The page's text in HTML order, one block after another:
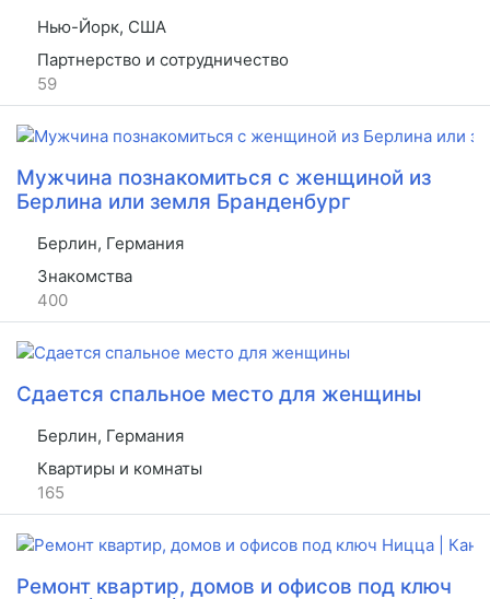
Нью-Йорк, США
Партнерство и сотрудничество
59
Мужчина познакомиться с женщиной из
Берлина или земля Бранденбург
Берлин, Германия
Знакомства
400
Сдается спальное место для женщины
Берлин, Германия
Квартиры и комнаты
165
Ремонт квартир, домов и офисов под ключ